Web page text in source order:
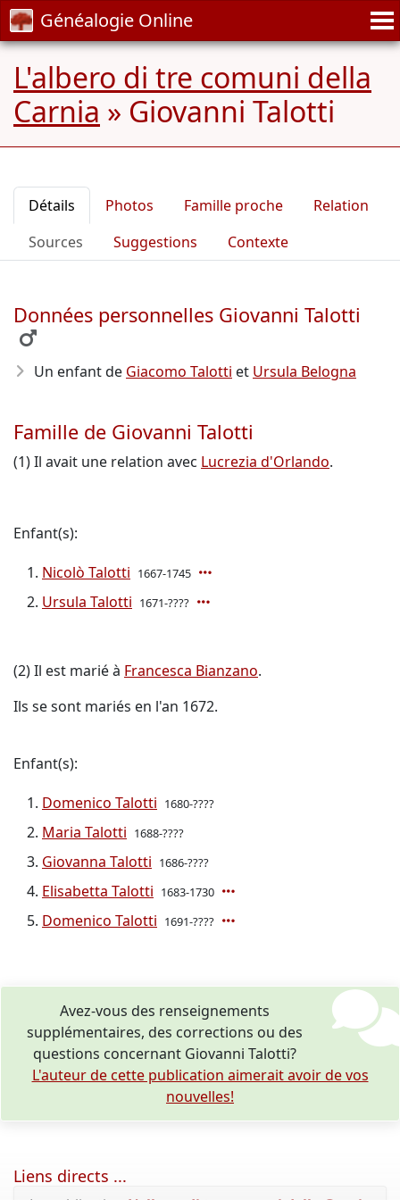
Généalogie Online
L'albero di tre comuni della
Carnia » Giovanni Talotti
Détails Photos Famille proche
Relation
Sources
Suggestions Contexte
Données personnelles Giovanni Talotti
Un enfant de Giacomo Talotti et Ursula Belogna
Famille de Giovanni Talotti
(1) Il avait une relation avec Lucrezia d'Orlando.
Enfant(s):
Nicolò Talotti 1667-1745
Ursula Talotti 1671-????
(2) Il est marié à Francesca Bianzano.
Ils se sont mariés en l'an 1672.
Enfant(s):
Domenico Talotti 1680-????
Maria Talotti 1688-????
Giovanna Talotti 1686-????
Elisabetta Talotti 1683-1730
Domenico Talotti 1691-????
Avez-vous des renseignements
supplémentaires, des corrections ou des
questions concernant Giovanni Talotti?
L'auteur de cette publication aimerait avoir de vos
nouvelles!
Liens directs ...